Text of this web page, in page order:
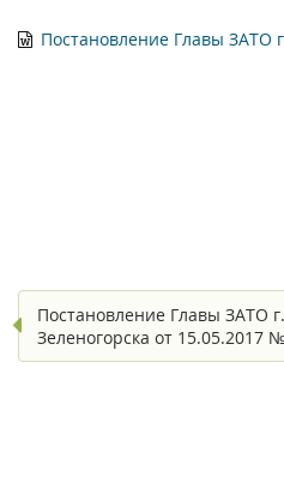
Постановление Главы ЗАТО
Постановление Главы ЗАТО г.
Зеленогорска от 15.05.2017